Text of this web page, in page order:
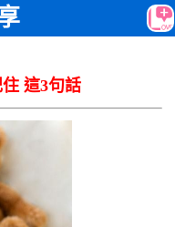
這3句話